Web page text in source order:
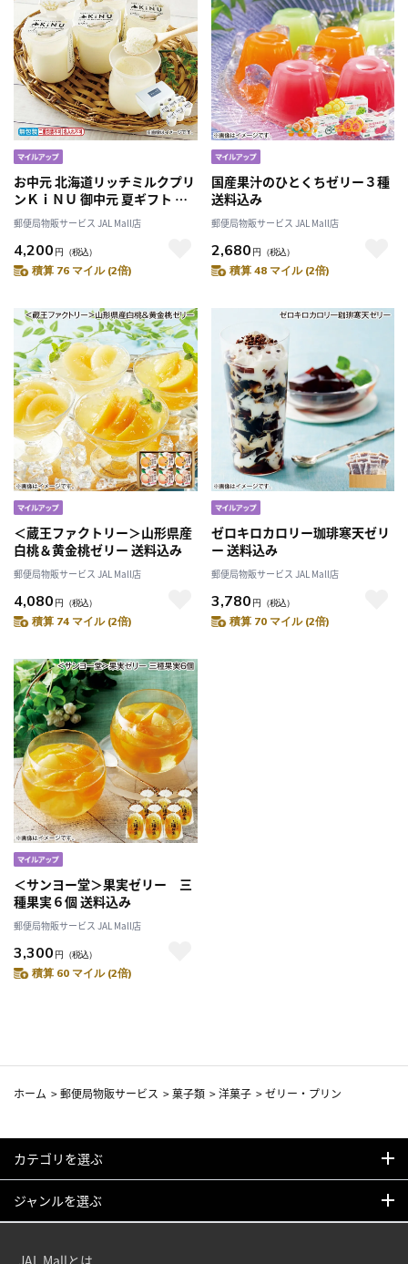
お中元 北海道リッチミルクプリ
ンＫｉＮＵ 御中元 夏ギフト ギ
フト 贈答 プレゼント 送料込み
郵便局物販サービス JAL Mall店
4,200 円 （税込）
積算 76 マイル (2倍)
国産果汁のひとくちゼリー３種
送料込み
郵便局物販サービス JAL Mall店
2,680 円 （税込）
積算 48 マイル (2倍)
＜蔵王ファクトリー＞山形県産
白桃＆黄金桃ゼリー 送料込み
郵便局物販サービス JAL Mall店
4,080 円 （税込）
積算 74 マイル (2倍)
ゼロキロカロリー珈琲寒天ゼリ
ー 送料込み
郵便局物販サービス JAL Mall店
3,780 円 （税込）
積算 70 マイル (2倍)
＜サンヨー堂＞果実ゼリー 三
種果実６個 送料込み
郵便局物販サービス JAL Mall店
3,300 円 （税込）
積算 60 マイル (2倍)
ホーム >郵便局物販サービス >菓子類 >洋菓子 >ゼリー・プリン
カテゴリを選ぶ
ジャンルを選ぶ